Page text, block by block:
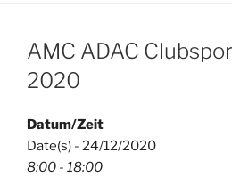
AMC ADAC
2020
Datum/Zeit
Date(s) - 24/12/2020
8:00 - 18:00